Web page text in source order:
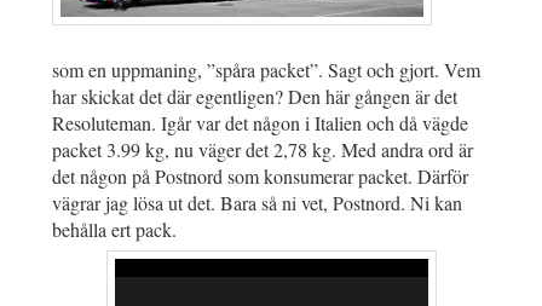
som en uppmaning, ”spåra packet”. Sagt och gjort. Vem
har skickat det där egentligen? Den här gången är det
Resoluteman. Igår var det någon i Italien och då vägde
packet 3.99 kg, nu väger det 2,78 kg. Med andra ord är
det någon på Postnord som konsumerar packet. Därför
vägrar jag lösa ut det. Bara så ni vet, Postnord. Ni kan
behålla ert pack.